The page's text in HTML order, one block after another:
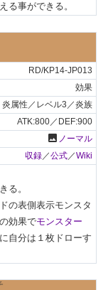
る事ができる。
RD/KP14-JP013
効果
炎属性／レベル3／炎族
ATK:800／DEF:900
photo ノーマル
収録／公式／Wiki
る。
の表側表示モンスタ
効果でモンスター
自分は１枚ドローす